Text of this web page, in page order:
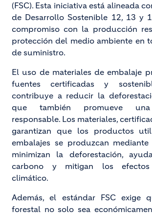
(FSC). Esta iniciativa está alineada
de Desarrollo Sostenible 12, 13 y
compromiso con la producción
protección del medio ambiente en
de suministro.
El uso de materiales de embalaje
fuentes certificadas y
contribuye a reducir la
que también promueve una
responsable. Los materiales,
garantizan que los productos
embalajes se produzcan
minimizan la deforestación,
carbono y mitigan los
climático.
Además, el estándar FSC exige
forestal no solo sea